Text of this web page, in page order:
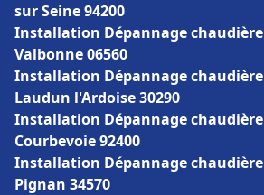
sur Seine 94200
Installation Dépannage
Valbonne 06560
Installation Dépannage
Laudun l'Ardoise 30290
Installation Dépannage
Courbevoie 92400
Installation Dépannage
Pignan 34570